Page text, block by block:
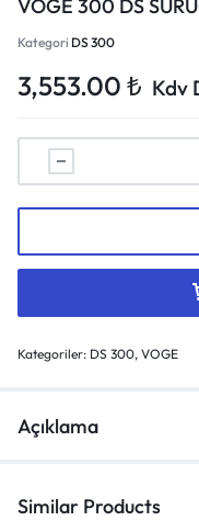
VOGE 300 DS
Kategori DS 300
3,553.00 ₺ Kdv
Kategoriler: DS 300, VOGE
Açıklama
Similar Products